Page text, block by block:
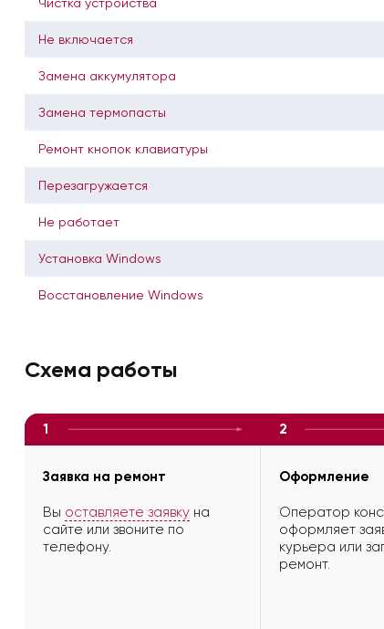
Не включается
Замена аккумулятора
Замена термопасты
Ремонт кнопок клавиатуры
Перезагружается
Не работает
Установка Windows
Восстановление Windows
Схема работы
1
Заявка на ремонт
Вы оставляете заявку на
сайте или звоните по
телефону.
2
Оформление
Оператор
оформляет
курьера или
ремонт.